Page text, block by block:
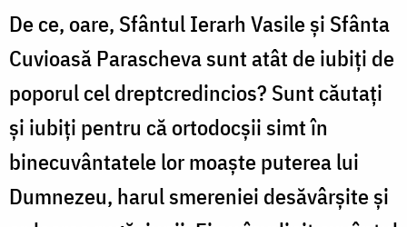
De ce, oare, Sfântul Ierarh Vasile şi Sfânta
Cuvioasă Parascheva sunt atât de iubiţi de
poporul cel dreptcredincios? Sunt căutaţi
şi iubiţi pentru că ortodocşii simt în
binecuvântatele lor moaşte puterea lui
Dumnezeu, harul smereniei desăvârşite şi